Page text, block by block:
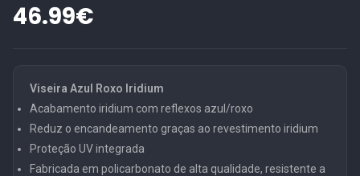
46.99€
Viseira Azul Roxo Iridium
Acabamento iridium com reflexos azul/roxo
Reduz o encandeamento graças ao revestimento iridium
Proteção UV integrada
Fabricada em policarbonato de alta qualidade, resistente a